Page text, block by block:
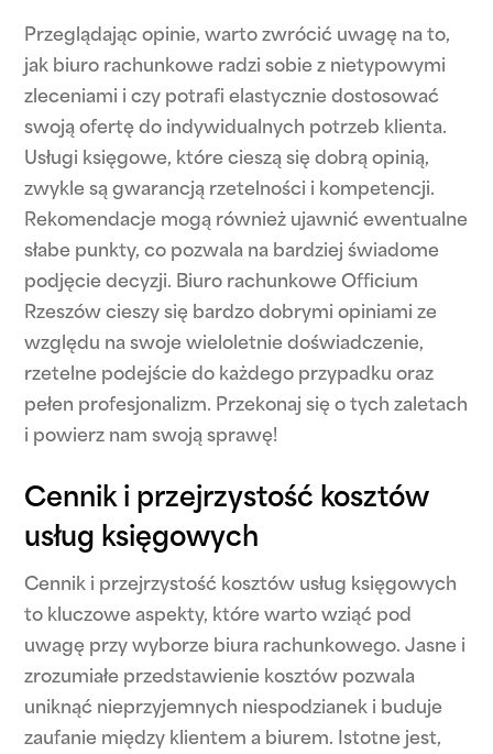
Przeglądając opinie, warto zwrócić uwagę na to,
jak biuro rachunkowe radzi sobie z nietypowymi
zleceniami i czy potrafi elastycznie dostosować
swoją ofertę do indywidualnych potrzeb klienta.
Usługi księgowe, które cieszą się dobrą opinią,
zwykle są gwarancją rzetelności i kompetencji.
Rekomendacje mogą również ujawnić ewentualne
słabe punkty, co pozwala na bardziej świadome
podjęcie decyzji. Biuro rachunkowe Officium
Rzeszów cieszy się bardzo dobrymi opiniami ze
względu na swoje wieloletnie doświadczenie,
rzetelne podejście do każdego przypadku oraz
pełen profesjonalizm. Przekonaj się o tych zaletach
i powierz nam swoją sprawę!
Cennik i przejrzystość kosztów
usług księgowych
Cennik i przejrzystość kosztów usług księgowych
to kluczowe aspekty, które warto wziąć pod
uwagę przy wyborze biura rachunkowego. Jasne i
zrozumiałe przedstawienie kosztów pozwala
uniknąć nieprzyjemnych niespodzianek i buduje
zaufanie między klientem a biurem. Istotne jest,